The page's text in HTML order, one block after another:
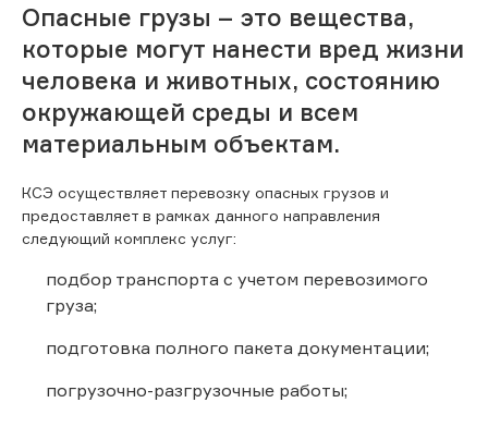
Опасные грузы – это вещества,
которые могут нанести вред жизни
человека и животных, состоянию
окружающей среды и всем
материальным объектам.
КСЭ осуществляет перевозку опасных грузов и
предоставляет в рамках данного направления
следующий комплекс услуг:
подбор транспорта с учетом перевозимого
груза;
подготовка полного пакета документации;
погрузочно-разгрузочные работы;